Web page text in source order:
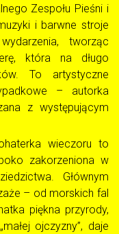
Zespołu Pieśni i
i barwne stroje
tworząc
która na długo
To artystyczne
– autorka
z występującym
wieczoru to
zakorzeniona w
Głównym
– od morskich fal
piękna przyrody,
ojczyzny”, daje